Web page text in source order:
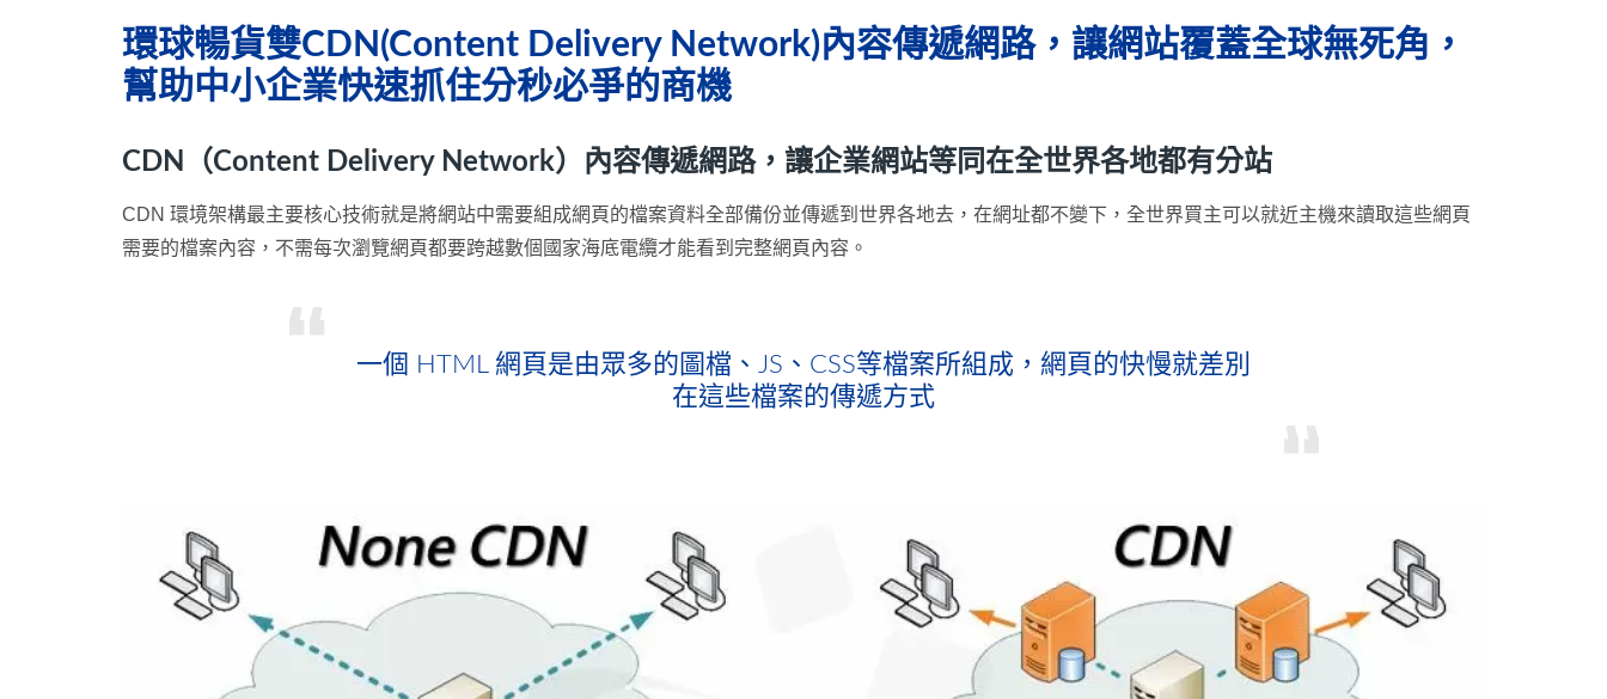
環球暢貨雙CDN(Content Delivery Network)內容傳遞網路，讓網站覆蓋全球無死角，
幫助中小企業快速抓住分秒必爭的商機
CDN（Content Delivery Network）內容傳遞網路，讓企業網站等同在全世界各地都有分站
CDN 環境架構最主要核心技術就是將網站中需要組成網頁的檔案資料全部備份並傳遞到世界各地去，在網址都不變下，全世界買主可以就近主機來讀取這些網頁
需要的檔案內容，不需每次瀏覽網頁都要跨越數個國家海底電纜才能看到完整網頁內容。
一個 HTML 網頁是由眾多的圖檔、JS、CSS等檔案所組成，網頁的快慢就差別
在這些檔案的傳遞方式